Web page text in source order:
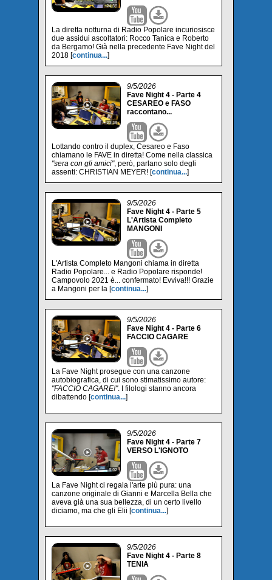
La diretta notturna di Radio Popolare incuriosisce
due assidui ascoltatori: Rocco Tanica e Roberto
da Bergamo! Già nella precedente Fave Night del
2018 [continua...]
9/5/2026
Fave Night 4 - Parte 4
CESAREO e FASO
raccontano...
Lottando contro il duplex, Cesareo e Faso
chiamano le FAVE in diretta! Come nella classica
"sera con gli amici", però, parlano solo degli
assenti: CHRISTIAN MEYER! [continua...]
9/5/2026
Fave Night 4 - Parte 5
L'Artista Completo
MANGONI
L'Artista Completo Mangoni chiama in diretta
Radio Popolare... e Radio Popolare risponde!
Campovolo 2021 è... confermato! Evviva!!! Grazie
a Mangoni per la [continua...]
9/5/2026
Fave Night 4 - Parte 6
FACCIO CAGARE
La Fave Night prosegue con una canzone
autobiografica, di cui sono stimatissimo autore:
"FACCIO CAGARE!". I filologi stanno ancora
dibattendo [continua...]
9/5/2026
Fave Night 4 - Parte 7
VERSO L'IGNOTO
La Fave Night ci regala l'arte più pura: una
canzone originale di Gianni e Marcella Bella che
aveva già una sua bellezza, di un certo livello
diciamo, ma che gli Elii [continua...]
9/5/2026
Fave Night 4 - Parte 8
TENIA